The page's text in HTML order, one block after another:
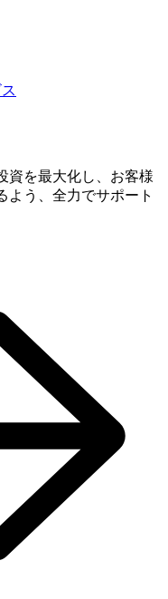
資を最大化し、お客様
よう、全力でサポート